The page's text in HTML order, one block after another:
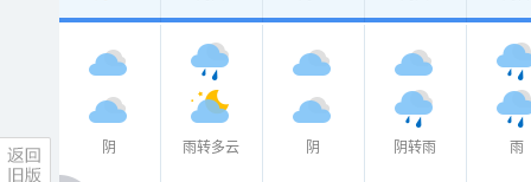
阴 雨转多云 阴 阴转雨 雨